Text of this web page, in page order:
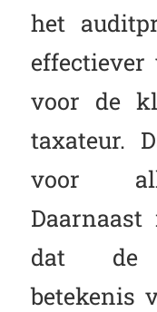
het
voor de
taxateur.
voor
dat de
betekenis